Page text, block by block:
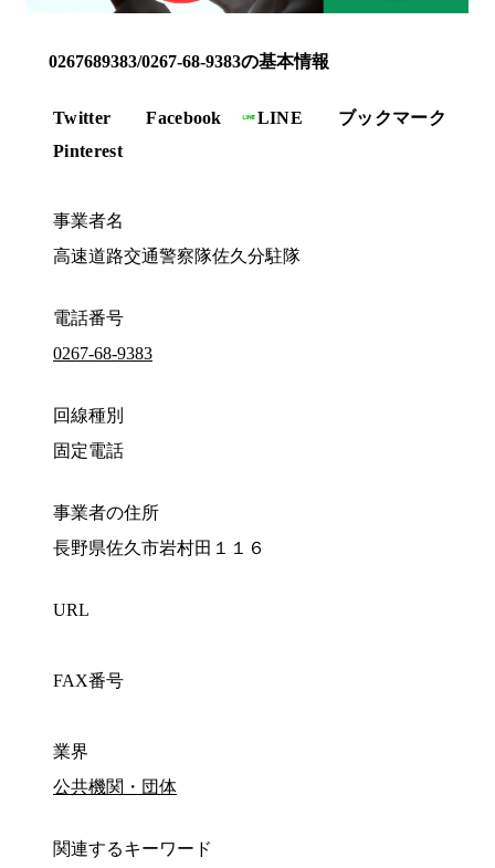
0267689383/0267-68-9383の基本情報
Twitter Facebook LINE
ブックマーク
Pinterest
事業者名
高速道路交通警察隊佐久分駐隊
電話番号
0267-68-9383
回線種別
固定電話
事業者の住所
長野県佐久市岩村田１１６
URL
FAX番号
業界
公共機関・団体
関連するキーワード